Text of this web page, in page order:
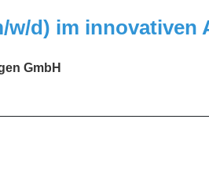
w/d) im innovativen
GmbH